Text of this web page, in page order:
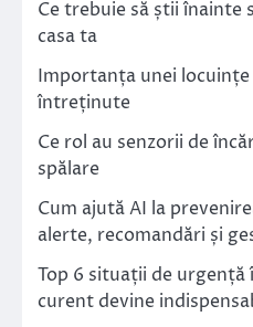
Ce trebuie să știi înainte
casa ta
Importanța unei
întreținute
Ce rol au senzorii de
spălare
Cum ajută AI la
alerte, recomandări și
Top 6 situații de urgență
curent devine